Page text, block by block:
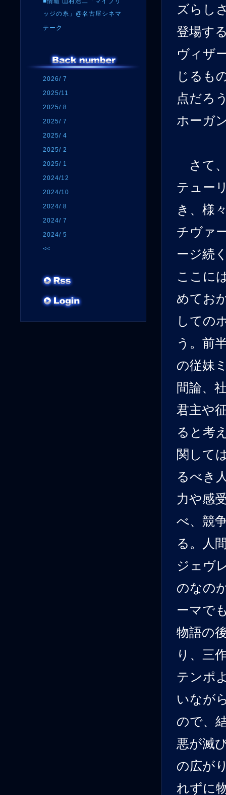
ッジの糸」@名古屋シネマ
テーク
2026/ 7
2025/11
2025/ 8
2025/ 7
2025/ 4
2025/ 2
2025/ 1
2024/12
2024/10
2024/ 8
2024/ 7
2024/ 5
<<
ズらし
登場す
ヴィザ
じるも
点だろ
ホーガ
さて、
テュー
き、様
チヴァ
ージ続
ここに
めてお
しての
う。前
の従妹
間論、
君主や
ると考
関して
るべき
力や感
べ、競
る。人
ジェヴ
のなの
ーマで
物語の
り、三
テンポ
いなが
ので、
悪が滅
の広が
れずに